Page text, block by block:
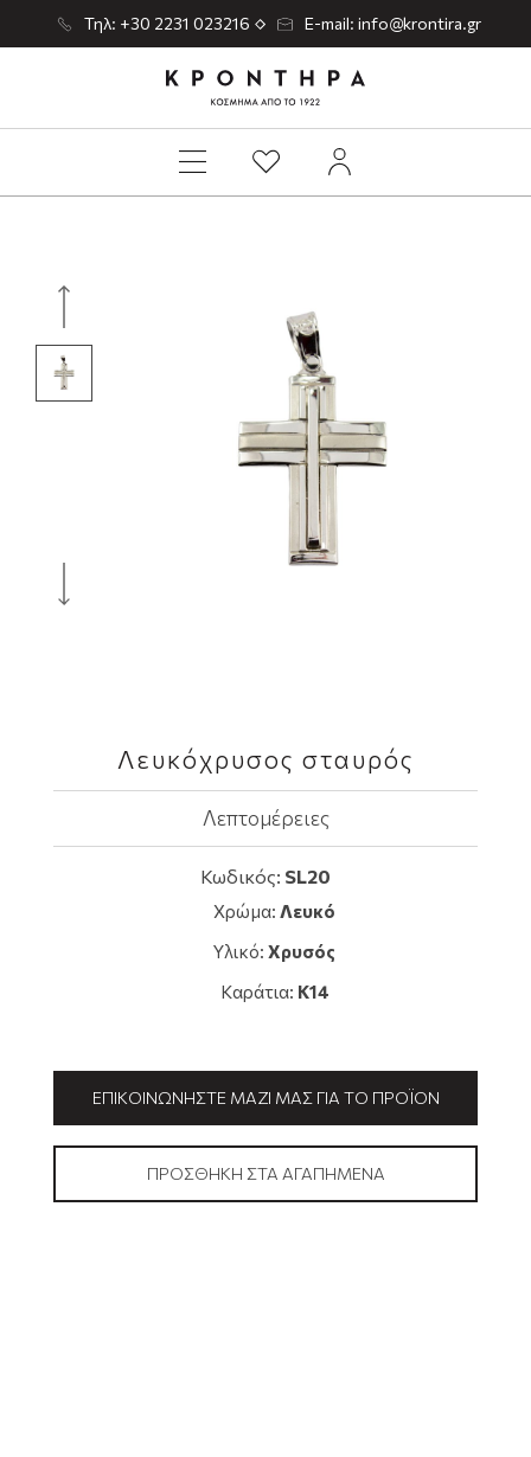
Τηλ: +30 2231 023216 E-mail: info@krontira.gr
Λευκόχρυσος σταυρός
Λεπτομέρειες
Κωδικός: SL20
Χρώμα: Λευκό
Υλικό: Χρυσός
Καράτια: K14
ΕΠΙΚΟΙΝΩΝΉΣΤΕ ΜΑΖΊ ΜΑΣ ΓΙΑ ΤΟ ΠΡΟΪΌΝ
ΠΡΟΣΘΉΚΗ ΣΤΑ ΑΓΑΠΗΜΈΝΑ